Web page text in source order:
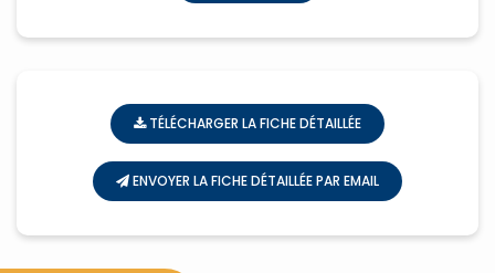
TÉLÉCHARGER LA FICHE DÉTAILLÉE
ENVOYER LA FICHE DÉTAILLÉE PAR EMAIL